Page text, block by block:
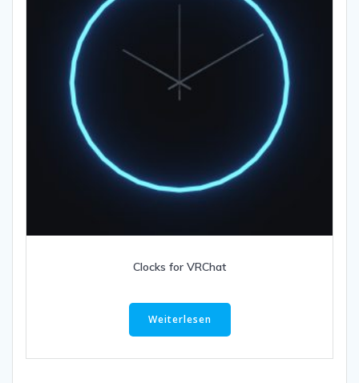
Clocks for VRChat
Weiterlesen